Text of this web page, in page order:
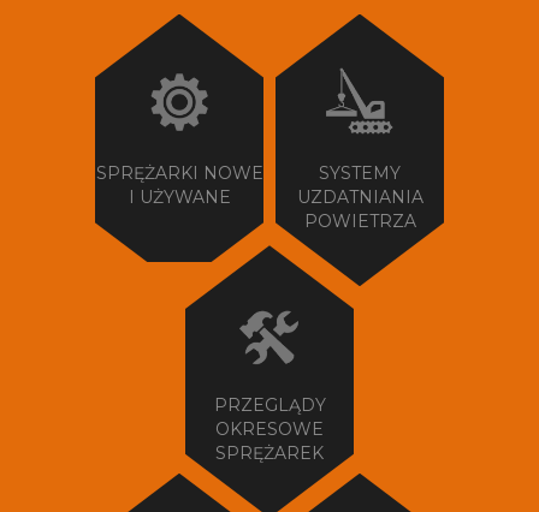
SPRĘŻARKI NOWE
I UŻYWANE
SYSTEMY
UZDATNIANIA
POWIETRZA
PRZEGLĄDY
OKRESOWE
SPRĘŻAREK